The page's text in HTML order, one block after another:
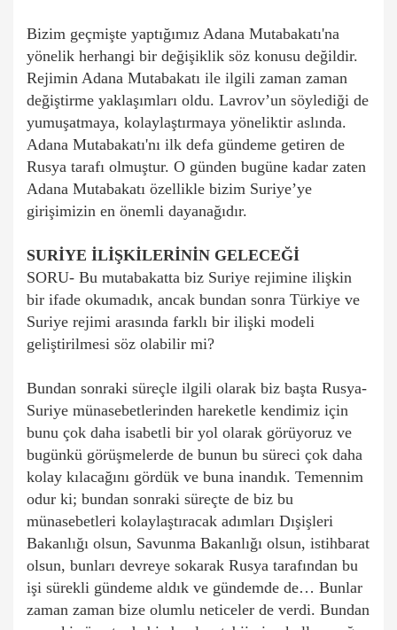
Bizim geçmişte yaptığımız Adana Mutabakatı'na
yönelik herhangi bir değişiklik söz konusu değildir.
Rejimin Adana Mutabakatı ile ilgili zaman zaman
değiştirme yaklaşımları oldu. Lavrov’un söylediği de
yumuşatmaya, kolaylaştırmaya yöneliktir aslında.
Adana Mutabakatı'nı ilk defa gündeme getiren de
Rusya tarafı olmuştur. O günden bugüne kadar zaten
Adana Mutabakatı özellikle bizim Suriye’ye
girişimizin en önemli dayanağıdır.
SURİYE İLİŞKİLERİNİN GELECEĞİ
SORU- Bu mutabakatta biz Suriye rejimine ilişkin
bir ifade okumadık, ancak bundan sonra Türkiye ve
Suriye rejimi arasında farklı bir ilişki modeli
geliştirilmesi söz olabilir mi?
Bundan sonraki süreçle ilgili olarak biz başta Rusya-
Suriye münasebetlerinden hareketle kendimiz için
bunu çok daha isabetli bir yol olarak görüyoruz ve
bugünkü görüşmelerde de bunun bu süreci çok daha
kolay kılacağını gördük ve buna inandık. Temennim
odur ki; bundan sonraki süreçte de biz bu
münasebetleri kolaylaştıracak adımları Dışişleri
Bakanlığı olsun, Savunma Bakanlığı olsun, istihbarat
olsun, bunları devreye sokarak Rusya tarafından bu
işi sürekli gündeme aldık ve gündemde de… Bunlar
zaman zaman bize olumlu neticeler de verdi. Bundan